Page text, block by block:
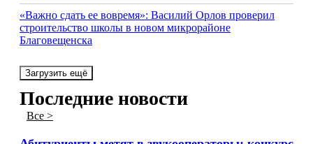
«Важно сдать ее вовремя»: Василий Орлов проверил
строительство школы в новом микрорайоне
Благовещенска
Загрузить ещё
Последние новости
Все >